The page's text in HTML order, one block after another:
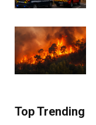
Top Trending